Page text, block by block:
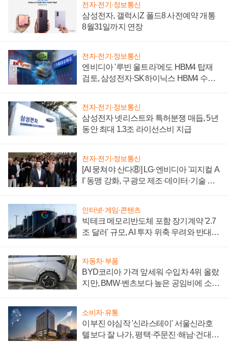
전자·전기·정보통신
삼성전자, 갤럭시Z 폴드8 사전예약 개통
8월31일까지 연장
전자·전기·정보통신
엔비디아 '루빈 울트라'에도 HBM4 탑재
검토, 삼성전자·SK하이닉스 HBM4 수율
전자·전기·정보통신
삼성전자 넷리스트와 특허분쟁 매듭, 5년
동안 최대 1.3조 라이선스비 지급
전자·전기·정보통신
[AI 뭉쳐야 산다⑧] LG·엔비디아 '피지컬 A
I' 동맹 강화, 구광모 제조·데이터·기술 결
인터넷·게임·콘텐츠
빅테크 메모리반도체 포함 장기계약 '2.7
조 달러' 규모, AI 투자 위축 우려와 반대
자동차·부품
BYD코리아 가격 앞세워 수입차 4위 올랐
지만, BMW·벤츠보다 높은 공임비에 소비
소비자·유통
이부진 야심작 '신라스테이' 서울신라호
텔보다 잘 나가, 평택·주문진·해남·건대로